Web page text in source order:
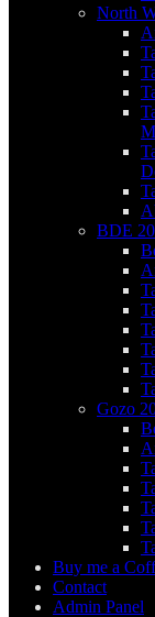
North
BDE
Gozo
Buy me a
Contact
Admin Panel